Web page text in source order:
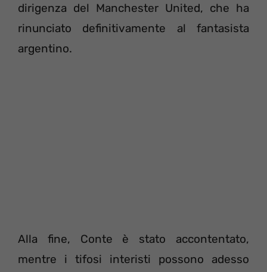
dirigenza del Manchester United, che ha
rinunciato definitivamente al fantasista
argentino.
Alla fine, Conte è stato accontentato,
mentre i tifosi interisti possono adesso